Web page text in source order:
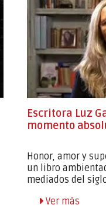
Escritora Luz
momento
Honor, amor y
un libro
mediados del
Ver más